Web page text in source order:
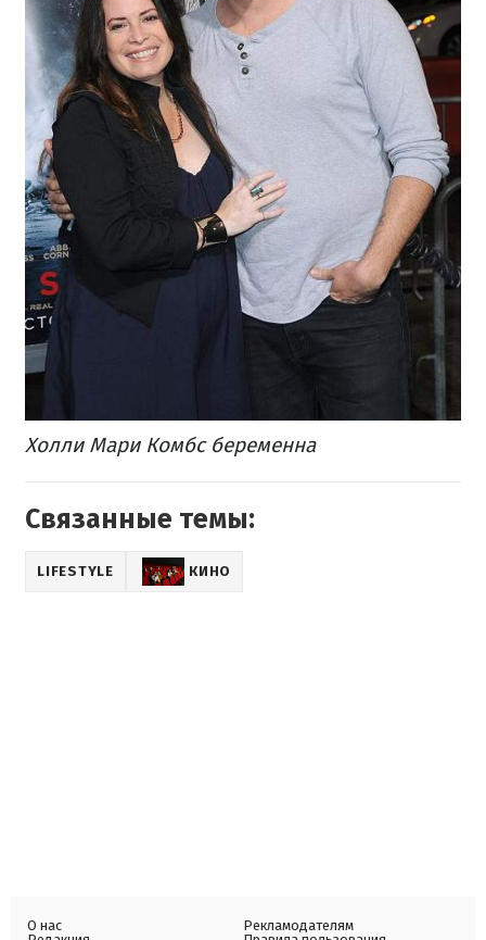
Холли Мари Комбс беременна
Связанные темы:
LIFESTYLE КИНО
О нас
Рекламодателям